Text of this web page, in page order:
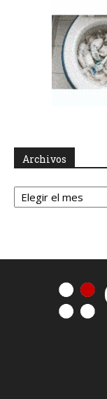
Archivos
Archivos